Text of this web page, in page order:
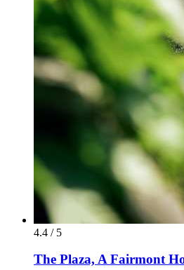
4.4 / 5
The Plaza, A Fairmont